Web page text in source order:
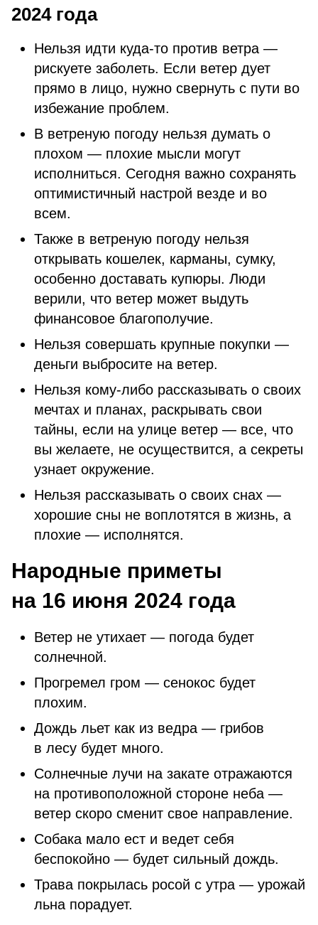
2024 года
Нельзя идти куда-то против ветра —
рискуете заболеть. Если ветер дует
прямо в лицо, нужно свернуть с пути во
избежание проблем.
В ветреную погоду нельзя думать о
плохом — плохие мысли могут
исполниться. Сегодня важно сохранять
оптимистичный настрой везде и во
всем.
Также в ветреную погоду нельзя
открывать кошелек, карманы, сумку,
особенно доставать купюры. Люди
верили, что ветер может выдуть
финансовое благополучие.
Нельзя совершать крупные покупки —
деньги выбросите на ветер.
Нельзя кому-либо рассказывать о своих
мечтах и планах, раскрывать свои
тайны, если на улице ветер — все, что
вы желаете, не осуществится, а секреты
узнает окружение.
Нельзя рассказывать о своих снах —
хорошие сны не воплотятся в жизнь, а
плохие — исполнятся.
Народные приметы
на 16 июня 2024 года
Ветер не утихает — погода будет
солнечной.
Прогремел гром — сенокос будет
плохим.
Дождь льет как из ведра — грибов
в лесу будет много.
Солнечные лучи на закате отражаются
на противоположной стороне неба —
ветер скоро сменит свое направление.
Собака мало ест и ведет себя
беспокойно — будет сильный дождь.
Трава покрылась росой с утра — урожай
льна порадует.